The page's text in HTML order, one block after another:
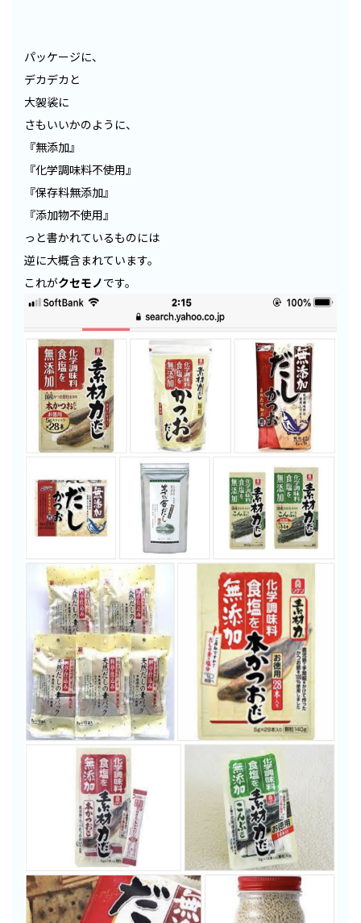
パッケージに、
デカデカと
大袈裟に
さもいいかのように、
『無添加』
『化学調味料不使用』
『保存料無添加』
『添加物不使用』
っと書かれているものには
逆に大概含まれています。
これがクセモノです。